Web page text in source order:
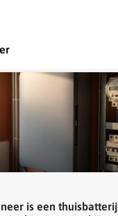
is een thuisbatterij